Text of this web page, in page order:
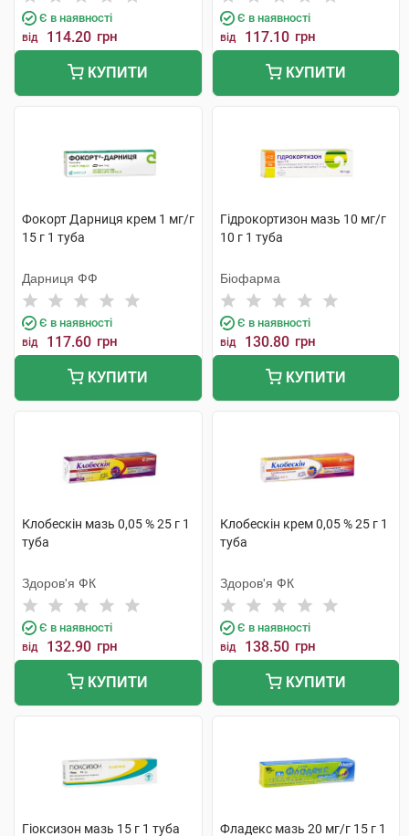
Є в наявності
від 114.20 грн
КУПИТИ
Є в наявності
від 117.10 грн
КУПИТИ
Фокорт Дарниця крем 1 мг/г
15 г 1 туба
Дарниця ФФ
Є в наявності
від 117.60 грн
КУПИТИ
Гідрокортизон мазь 10 мг/г
10 г 1 туба
Біофарма
Є в наявності
від 130.80 грн
КУПИТИ
Клобескін мазь 0,05 % 25 г 1
туба
Здоров'я ФК
Є в наявності
від 132.90 грн
КУПИТИ
Клобескін крем 0,05 % 25 г 1
туба
Здоров'я ФК
Є в наявності
від 138.50 грн
КУПИТИ
Гіоксизон мазь 15 г 1 туба Фладекс мазь 20 мг/г 15 г 1